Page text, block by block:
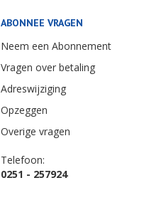
ABONNEE VRAGEN
Neem een Abonnement
Vragen over betaling
Adreswijziging
Opzeggen
Overige vragen
Telefoon:
0251 - 257924